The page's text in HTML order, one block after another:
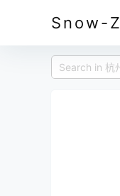
Snow-Z